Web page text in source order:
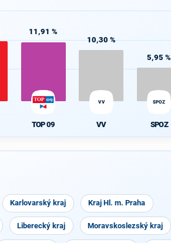
11,91 %
TOP 09
10,30 %
VV
VV
5,95 %
SPOZ
SPOZ
Karlovarský kraj Kraj Hl. m. Praha
Liberecký kraj Moravskoslezský kraj